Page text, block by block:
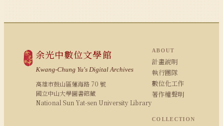
余光中數位文學館
Kwang-Chung Yu's Digital Archives
高雄市鼓山區蓮海路 70 號
國立中山大學圖書館藏
National Sun Yat-sen University Library
ABOUT
計畫說明
執行團隊
數位化工作
著作權聲明
COLLECTION